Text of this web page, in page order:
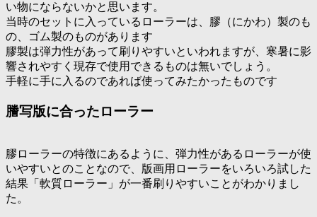
い物にならないかと思います。
当時のセットに入っているローラーは、膠（にかわ）製のも
の、ゴム製のものがあります
膠製は弾力性があって刷りやすいといわれますが、寒暑に影
響されやすく現存で使用できるものは無いでしょう。
手軽に手に入るのであれば使ってみたかったものです
謄写版に合ったローラー
膠ローラーの特徴にあるように、弾力性があるローラーが使
いやすいとのことなので、版画用ローラーをいろいろ試した
結果「軟質ローラー」が一番刷りやすいことがわかりまし
た。